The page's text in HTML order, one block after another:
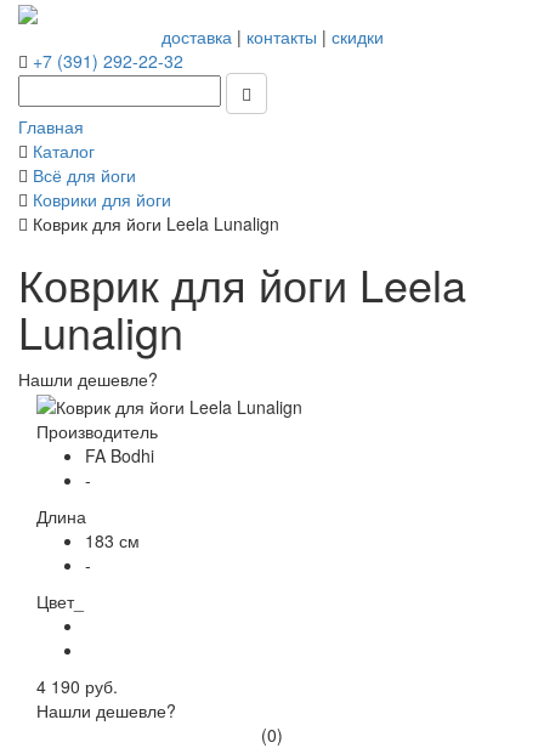
доставка| контакты | скидки
+7 (391) 292-22-32
Главная
Каталог
Всё для йоги
Коврики для йоги
Коврик для йоги Leela Lunalign
Коврик для йоги Leela
Lunalign
Нашли дешевле?
Производитель
FA Bodhi
-
Длина
183 см
-
Цвет_
4 190 руб.
Нашли дешевле?
(0)